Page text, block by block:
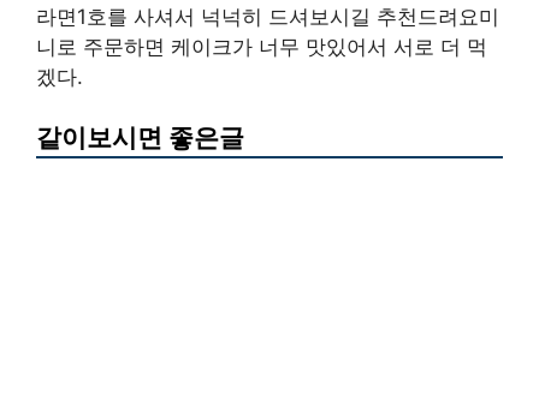
라면1호를 사셔서 넉넉히 드셔보시길 추천드려요미
니로 주문하면 케이크가 너무 맛있어서 서로 더 먹
겠다.
같이보시면 좋은글